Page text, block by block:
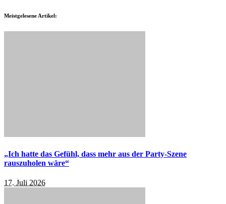
Meistgelesene Artikel:
„Ich hatte das Gefühl, dass mehr aus der Party-Szene
rauszuholen wäre“
17. Juli 2026